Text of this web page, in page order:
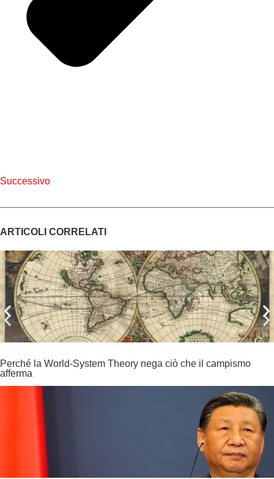
Successivo
ARTICOLI CORRELATI
Perché la World-System Theory nega ciò che il campismo
afferma